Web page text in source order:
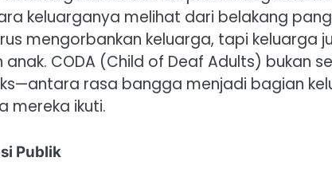
keluarganya melihat dari belakang
mengorbankan keluarga, tapi keluarga
CODA (Child of Deaf Adults) bukan
rasa bangga menjadi bagian
mereka ikuti.
Publik